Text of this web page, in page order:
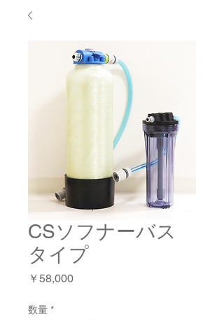
CSソフナーバス
タイプ
￥58,000価
数量 *